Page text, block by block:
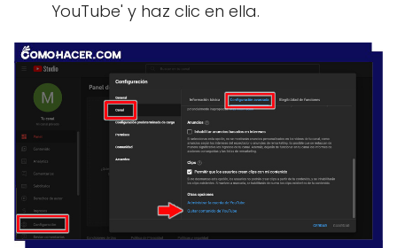
YouTube' y haz clic en ella.